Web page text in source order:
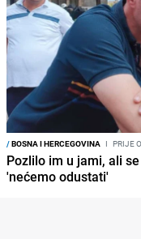
/BOSNA I HERCEGOVINA I PRIJE
Pozlilo im u jami, ali
'nećemo odustati'